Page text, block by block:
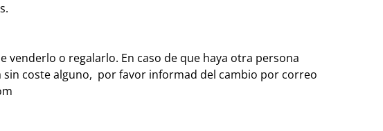
venderlo o regalarlo. En caso de que haya otra persona
coste alguno, por favor informad del cambio por correo